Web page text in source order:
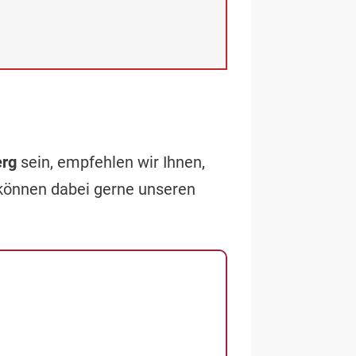
sein, empfehlen wir Ihnen,
dabei gerne unseren